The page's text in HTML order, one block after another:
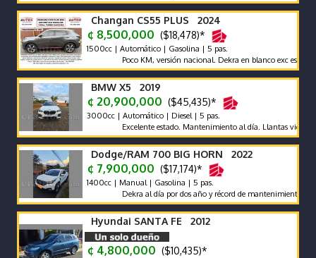
Changan CS55 PLUS 2024
¢ 8,500,000 ($18,478)*
1500cc | Automático | Gasolina | 5 pas.
Poco KM, versión nacional. Dekra en blanco exc estado
BMW X5 2019
¢ 20,900,000 ($45,435)*
3000cc | Automático | Diesel | 5 pas.
Excelente estado. Mantenimiento al día. Llantas vientiuno
Dodge/RAM 700 BIG HORN 2022
¢ 7,900,000 ($17,174)*
1400cc | Manual | Gasolina | 5 pas.
Dekra al día por dos año y récord de mantenimientos de
Hyundai SANTA FE 2012
¢ 4,800,000 ($10,435)*